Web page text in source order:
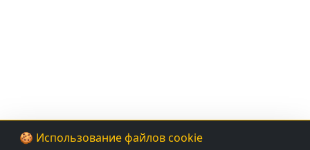
🍪 Использование файлов cookie